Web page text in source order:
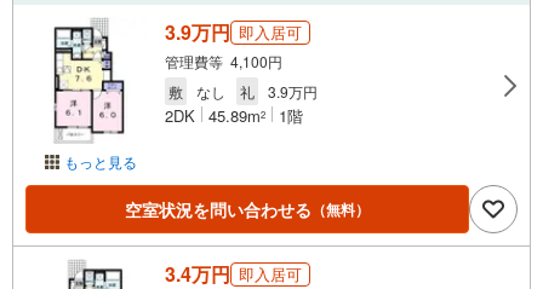
もっと見る
3.9万円 即入居可
管理費等 4,100円
敷
なし 礼 3.9万円
2DK 45.89m2 1階
空室状況を問い合わせる （無料）
3.4万円 即入居可